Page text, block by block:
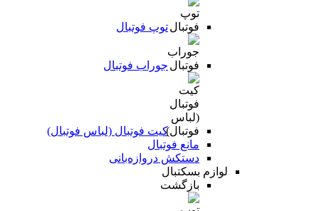
توپ فوتبال
جوراب فوتبال
کیت فوتبال (لباس فوتبال)
مانع فوتبال
دستکش دروازه‌بانی
لوازم بسکتبال
بازگشت